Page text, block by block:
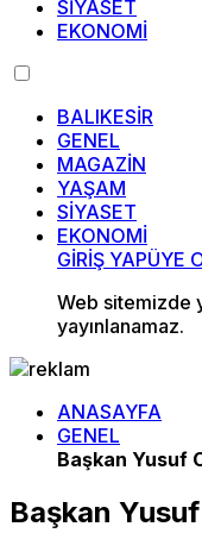
SİYASET
EKONOMİ
BALIKESİR
GENEL
MAGAZİN
YAŞAM
SİYASET
EKONOMİ
GİRİŞ YAPÜYE
Web sitemizde
yayınlanamaz.
ANASAYFA
GENEL
Başkan Yusuf
Başkan